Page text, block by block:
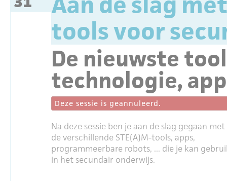
tools voor
De nieuwste
technologie,
Deze sessie is geannuleerd.
Na deze sessie ben je aan de slag gegaan met
de verschillende STE(A)M-tools, apps,
programmeerbare robots, ... die je kan
in het secundair onderwijs.